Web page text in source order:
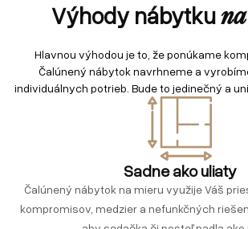
Výhody nábytku
Hlavnou výhodou je to, že ponúkame
Čalúnený nábytok navrhneme a
individuálnych potrieb. Bude to jedinečný a
Sadne ako uliaty
Čalúnený nábytok na mieru využije Váš
kompromisov, medzier a nefunkčných